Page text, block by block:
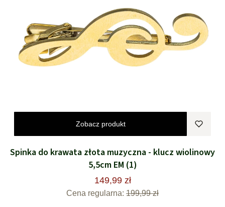
Zobacz produkt
Spinka do krawata złota muzyczna - klucz wiolinowy
5,5cm EM (1)
149,99 zł
Cena regularna: 199,99 zł